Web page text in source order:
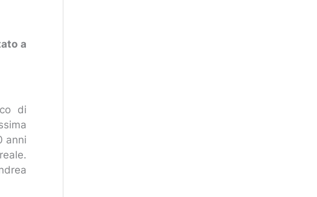
a
di
anni